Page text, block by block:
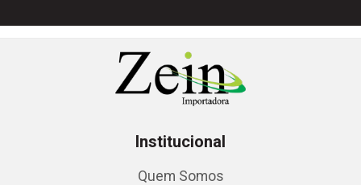
Institucional
Quem Somos